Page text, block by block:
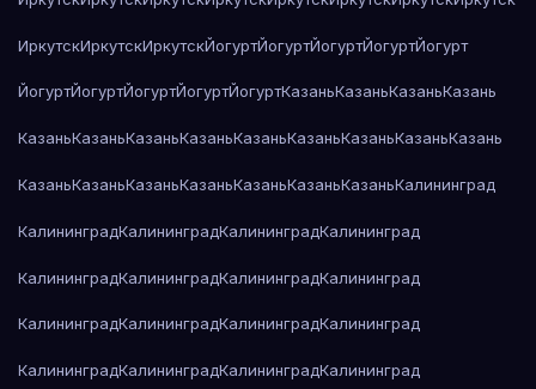
ИркутскИркутскИркутскЙогуртЙогуртЙогуртЙогуртЙогурт
ЙогуртЙогуртЙогуртЙогуртЙогуртКазаньКазаньКазаньКазань
КазаньКазаньКазаньКазаньКазаньКазаньКазаньКазаньКазань
КазаньКазаньКазаньКазаньКазаньКазаньКазаньКалининград
КалининградКалининградКалининградКалининград
КалининградКалининградКалининградКалининград
КалининградКалининградКалининградКалининград
КалининградКалининградКалининградКалининград